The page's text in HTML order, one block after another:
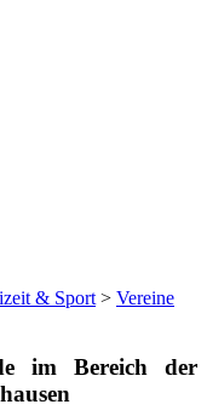
& Sport > Vereine
im Bereich der